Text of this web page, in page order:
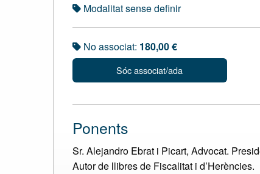
Modalitat sense definir
No associat: 180,00 €
Sóc associat/ada
Ponents
Sr. Alejandro Ebrat i Picart, Advocat.
Autor de llibres de Fiscalitat i d’Herències.